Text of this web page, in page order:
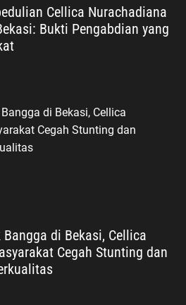
Cellica Nurachadiana
Bukti Pengabdian yang
di Bekasi, Cellica
Cegah Stunting dan